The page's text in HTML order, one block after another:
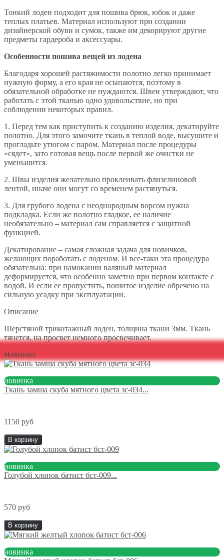
Тонкий лоден подходит для пошива брюк, юбок и даже
теплых платьев. Материал используют при создании
дизайнерской обуви и сумок, также им декорируют другие
предметы гардероба и аксессуары.
Особенности пошива вещей из лодена
Благодаря хорошей растяжимости полотно легко принимает
нужную форму, а его края не осыпаются, поэтому в
обязательной обработке не нуждаются. Швеи утверждают, что
работать с этой тканью одно удовольствие, но при
соблюдении некоторых правил.
1. Перед тем как приступить к созданию изделия, декатируйте
полотно. Для этого замочите ткань в теплой воде, высушите и
прогладьте утюгом с паром. Материал после процедуры
«сядет», зато готовая вещь после первой же очистки не
уменьшится.
2. Швы изделия желательно проклеивать флизелиновой
лентой, иначе они могут со временем растянуться.
3. Для грубого лодена с неоднородным ворсом нужна
подкладка. Если же полотно гладкое, ее наличие
необязательно – материал сам справляется с защитной
функцией.
Декатирование – самая сложная задача для новичков,
желающих поработать с лоденом. И все-таки эта процедура
обязательна: при намокании валяный материал
деформируется, что особенно заметно при первом контакте с
водой. И если ее пропустить, пошитое изделие обречено на
сильную усадку при эксплуатации.
Описание
Шерстяной трикотажный лоден, толщина ткани 3мм. Ткань
тянется, на просвет немного просвечивает.
Новинки
новинка
Ткань замша скуба мятного цвета зс-034...
1150 руб
В корзину
новинка
Голубой хлопок батист бст-009...
570 руб
В корзину
новинка